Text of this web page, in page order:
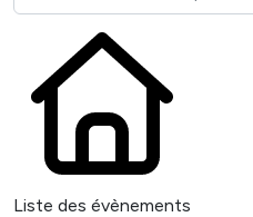
Liste des évènements